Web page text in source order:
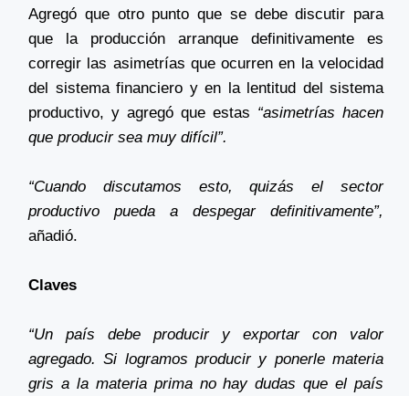
Agregó que otro punto que se debe discutir para
que la producción arranque definitivamente es
corregir las asimetrías que ocurren en la velocidad
del sistema financiero y en la lentitud del sistema
productivo, y agregó que estas “asimetrías hacen
que producir sea muy difícil”.
“Cuando discutamos esto, quizás el sector
productivo pueda a despegar definitivamente”,
añadió.
Claves
“Un país debe producir y exportar con valor
agregado. Si logramos producir y ponerle materia
gris a la materia prima no hay dudas que el país